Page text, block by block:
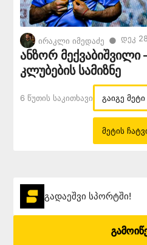
ირაკლი იმედაძე ● Დეკ
ანზორ
კლუბების სამიზნე
6 Წუთის Საკითხავი გაიგე მეტი
მეტის
გადაეშვი სპორტში!